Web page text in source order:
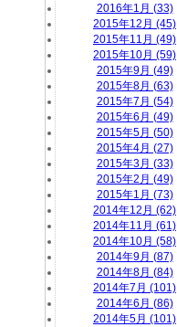
2016年1月 (33)
2015年12月 (45)
2015年11月 (49)
2015年10月 (59)
2015年9月 (49)
2015年8月 (63)
2015年7月 (54)
2015年6月 (49)
2015年5月 (50)
2015年4月 (27)
2015年3月 (33)
2015年2月 (49)
2015年1月 (73)
2014年12月 (62)
2014年11月 (61)
2014年10月 (58)
2014年9月 (87)
2014年8月 (84)
2014年7月 (101)
2014年6月 (86)
2014年5月 (101)